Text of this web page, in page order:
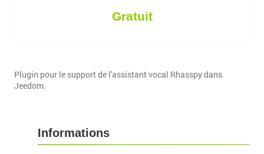
Gratuit
Plugin pour le support de l'assistant vocal Rhasspy dans
Jeedom.
Informations